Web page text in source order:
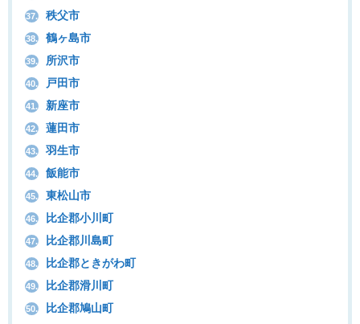
37. 秩父市
38. 鶴ヶ島市
39. 所沢市
40. 戸田市
41. 新座市
42. 蓮田市
43. 羽生市
44. 飯能市
45. 東松山市
46. 比企郡小川町
47. 比企郡川島町
48. 比企郡ときがわ町
49. 比企郡滑川町
50. 比企郡鳩山町